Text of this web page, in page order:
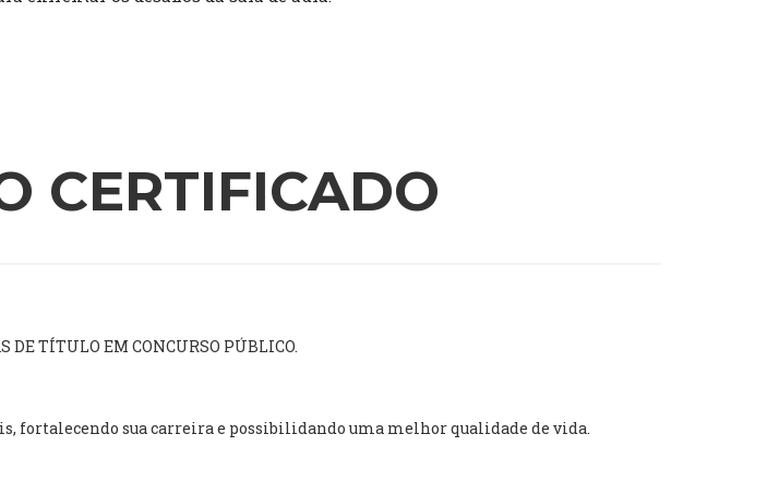
CERTIFICADO
TÍTULO EM CONCURSO PÚBLICO.
fortalecendo sua carreira e possibilidando uma melhor qualidade de vida.